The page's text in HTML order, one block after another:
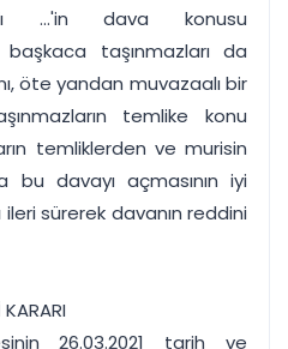
...'in dava konusu
başkaca taşınmazları da
öte yandan muvazaalı bir
temlike konu
temliklerden ve murisin
bu davayı açmasının iyi
sürerek davanın reddini
KARARI
26.03.2021 tarih ve